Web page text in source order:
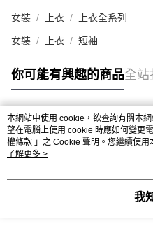
女裝 上衣 上衣全系列
女裝 上衣 短袖
你可能有興趣的商品全站
熱門標籤
本網站中使用 cookie，欲查詢有關本
望在電腦上使用 cookie 時應如何變更
權條款 」之 Cookie 聲明。您繼續使
用條款之 Cookie 聲明使用 cookie。
了解更多 >
我